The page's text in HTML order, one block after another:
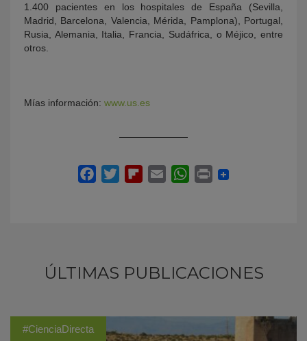
1.400 pacientes en los hospitales de España (Sevilla,
Madrid, Barcelona, Valencia, Mérida, Pamplona), Portugal,
Rusia, Alemania, Italia, Francia, Sudáfrica, o Méjico, entre
otros.
Mías información: www.us.es
ÚLTIMAS PUBLICACIONES
#CienciaDirecta